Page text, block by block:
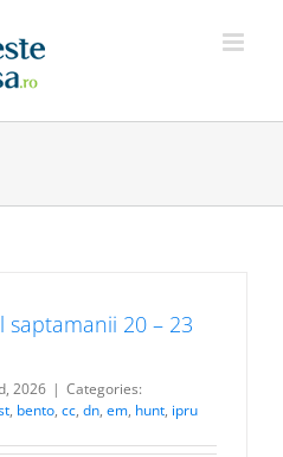
20 – 23
2026 | Categories:
, bento, cc, dn, em, hunt, ipru